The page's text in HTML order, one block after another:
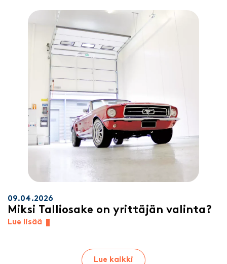
09.04.2026
Miksi Talliosake on yrittäjän valinta?
Lue lisää
Lue kaikki